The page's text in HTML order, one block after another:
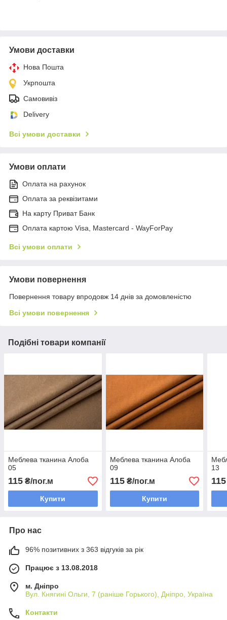
Умови доставки
Нова Пошта
Укрпошта
Самовивіз
Delivery
Всі умови доставки
Умови оплати
Оплата на рахунок
Оплата за реквізитами
На карту Приват Банк
Оплата картою Visa, Mastercard - WayForPay
Всі умови оплати
Умови повернення
Повернення товару впродовж 14 днів за домовленістю
Всі умови повернення
Подібні товари компанії
Меблева тканина Алоба
05
115 ₴/пог.м
Купити
Меблева тканина Алоба
09
115₴/пог.м
Купити
13
115
Про нас
96% позитивних з 363 відгуків за рік
Працює з 13.08.2018
м. Дніпро
Вул. Княгині Ольги, 7 (раніше Горького), Дніпро, Україна
Контакти